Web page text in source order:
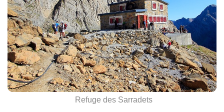
Refuge des Sarradets